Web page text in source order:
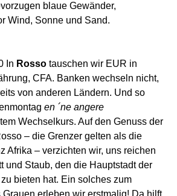
blaue Gewänder,
Wind, Sonne und Sand.
n Rosso tauschen wir EUR in
CFA. Banken wechseln nicht,
von anderen Ländern. Und so
en ´ne angere
Wechselkurs. Auf den Genuss der
– die Grenzer gelten als die
Afrika – verzichten wir, uns reichen
und Staub, den die Hauptstadt der
zu bieten hat. Ein solches zum
Grauen erleben wir erstmalig! Da hilft